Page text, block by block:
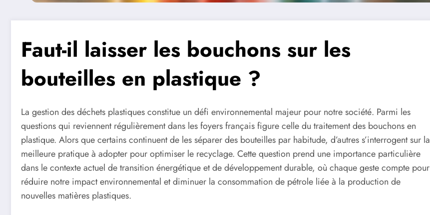
Faut-il laisser les bouchons sur les
bouteilles en plastique ?
La gestion des déchets plastiques constitue un défi environnemental majeur pour notre société. Parmi les
questions qui reviennent régulièrement dans les foyers français figure celle du traitement des bouchons en
plastique. Alors que certains continuent de les séparer des bouteilles par habitude, d’autres s’interrogent sur la
meilleure pratique à adopter pour optimiser le recyclage. Cette question prend une importance particulière
dans le contexte actuel de transition énergétique et de développement durable, où chaque geste compte pour
réduire notre impact environnemental et diminuer la consommation de pétrole liée à la production de
nouvelles matières plastiques.